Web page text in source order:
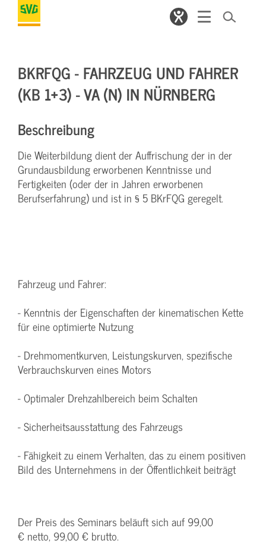
BKRFQG - FAHRZEUG UND FAHRER
(KB 1+3) - VA (N) IN NÜRNBERG
Beschreibung
Die Weiterbildung dient der Auffrischung der in der
Grundausbildung erworbenen Kenntnisse und
Fertigkeiten (oder der in Jahren erworbenen
Berufserfahrung) und ist in § 5 BKrFQG geregelt.
Fahrzeug und Fahrer:
- Kenntnis der Eigenschaften der kinematischen Kette
für eine optimierte Nutzung
- Drehmomentkurven, Leistungskurven, spezifische
Verbrauchskurven eines Motors
- Optimaler Drehzahlbereich beim Schalten
- Sicherheitsausstattung des Fahrzeugs
- Fähigkeit zu einem Verhalten, das zu einem positiven
Bild des Unternehmens in der Öffentlichkeit beiträgt
Der Preis des Seminars beläuft sich auf 99,00
€ netto, 99,00 € brutto.